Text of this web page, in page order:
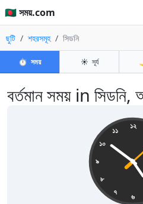
🇧🇩 সময়.com
ছুটি শহরসমূহ সিডনি
⏱️ সময় ☀️ সূর্য
বর্তমান সময় in সিডনি,
১২
৬
৭
৮
৯
১০
১১